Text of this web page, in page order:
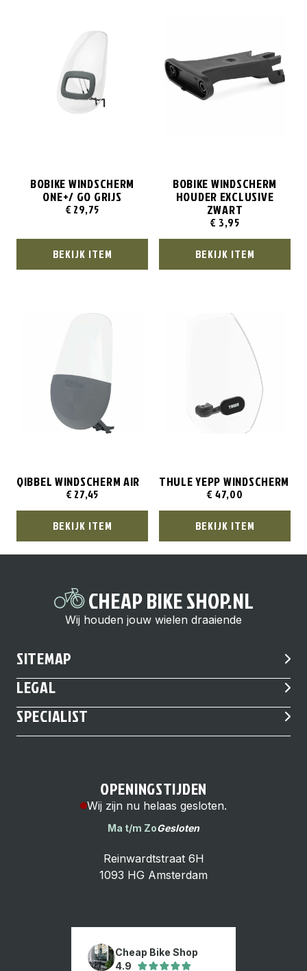
BOBIKE WINDSCHERM
ONE+/ GO GRIJS
€ 29,75
BEKIJK ITEM
BOBIKE WINDSCHERM
HOUDER EXCLUSIVE
ZWART
€ 3,95
BEKIJK ITEM
QIBBEL WINDSCHERM AIR
€ 27,45
BEKIJK ITEM
THULE YEPP WINDSCHERM
€ 47,00
BEKIJK ITEM
CHEAP BIKE SHOP.NL
Wij houden jouw wielen draaiende
SITEMAP
LEGAL
SPECIALIST
Cheap Bike Shop
4.9
OPENINGSTIJDEN
Wij zijn nu helaas gesloten.
Ma t/m ZoGesloten
Reinwardtstraat 6H
1093 HG Amsterdam